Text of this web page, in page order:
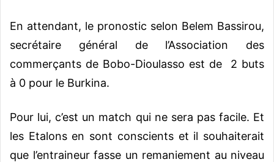
En attendant, le pronostic selon Belem Bassirou,
secrétaire général de l’Association des
commerçants de Bobo-Dioulasso est de 2 buts
à 0 pour le Burkina.
Pour lui, c’est un match qui ne sera pas facile. Et
les Etalons en sont conscients et il souhaiterait
que l’entraineur fasse un remaniement au niveau